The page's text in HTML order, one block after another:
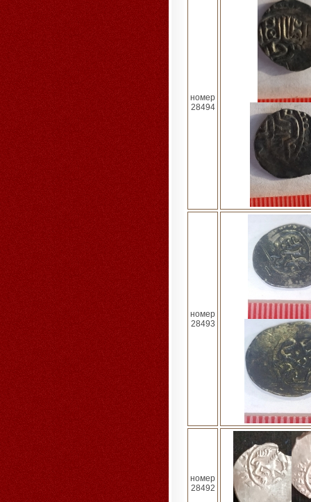
номер
28494
номер
28493
номер
28492